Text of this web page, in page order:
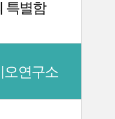
특별함
오연구소